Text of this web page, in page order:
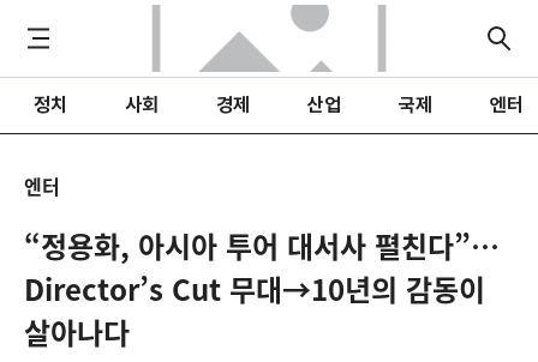
정치 사회 경제 산업 국제 엔터
엔터
“정용화, 아시아 투어 대서사 펼친다”…
Director’s Cut 무대→10년의 감동이
살아나다